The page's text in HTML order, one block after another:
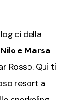
della
e Marsa
Rosso. Qui ti
resort a